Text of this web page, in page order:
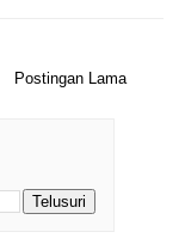
Postingan Lama